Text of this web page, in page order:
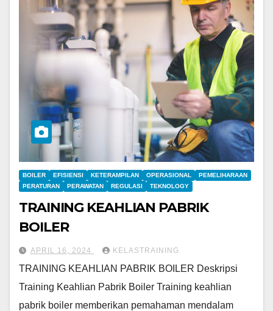
BOILER EFISIENSI KETERAMPILAN OPERASIONAL
PEMELIHARAAN
PERATURAN
PERAWATAN REGULASI TEKNOLOGY
TRAINING KEAHLIAN PABRIK
BOILER
APRIL 16, 2024 KELASTRAINING
TRAINING KEAHLIAN PABRIK BOILER Deskripsi
Training Keahlian Pabrik Boiler Training keahlian
pabrik boiler memberikan pemahaman mendalam